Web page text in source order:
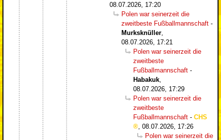
08.07.2026, 17:20
Polen war seinerzeit die
zweitbeste Fußballmannschaft -
Murksknüller
08.07.2026, 17:21
Polen war seinerzeit die
zweitbeste
Fußballmannschaft -
Habakuk
08.07.2026, 17:29
Polen war seinerzeit die
zweitbeste
Fußballmannschaft - CHS
08.07.2026, 17:26
Polen war seinerzeit die